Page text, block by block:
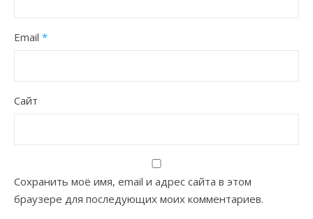
Email *
Сайт
Сохранить моё имя, email и адрес сайта в этом
браузере для последующих моих комментариев.